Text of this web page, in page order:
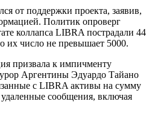
от поддержки проекта, заявив,
Политик опроверг
коллапса LIBRA пострадали 44
их число не превышает 5000.
призвала к импичменту
Аргентины Эдуардо Тайано
с LIBRA активы на сумму
сообщения, включая